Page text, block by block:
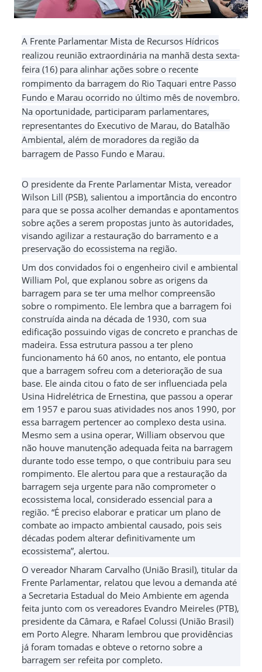
A Frente Parlamentar Mista de Recursos Hídricos
realizou reunião extraordinária na manhã desta sexta-
feira (16) para alinhar ações sobre o recente
rompimento da barragem do Rio Taquari entre Passo
Fundo e Marau ocorrido no último mês de novembro.
Na oportunidade, participaram parlamentares,
representantes do Executivo de Marau, do Batalhão
Ambiental, além de moradores da região da
barragem de Passo Fundo e Marau.
O presidente da Frente Parlamentar Mista, vereador
Wilson Lill (PSB), salientou a importância do encontro
para que se possa acolher demandas e apontamentos
sobre ações a serem propostas junto às autoridades,
visando agilizar a restauração do barramento e a
preservação do ecossistema na região.
Um dos convidados foi o engenheiro civil e ambiental
William Pol, que explanou sobre as origens da
barragem para se ter uma melhor compreensão
sobre o rompimento. Ele lembra que a barragem foi
construída ainda na década de 1930, com sua
edificação possuindo vigas de concreto e pranchas de
madeira. Essa estrutura passou a ter pleno
funcionamento há 60 anos, no entanto, ele pontua
que a barragem sofreu com a deterioração de sua
base. Ele ainda citou o fato de ser influenciada pela
Usina Hidrelétrica de Ernestina, que passou a operar
em 1957 e parou suas atividades nos anos 1990, por
essa barragem pertencer ao complexo desta usina.
Mesmo sem a usina operar, William observou que
não houve manutenção adequada feita na barragem
durante todo esse tempo, o que contribuiu para seu
rompimento. Ele alertou para que a restauração da
barragem seja urgente para não comprometer o
ecossistema local, considerado essencial para a
região. “É preciso elaborar e praticar um plano de
combate ao impacto ambiental causado, pois seis
décadas podem alterar definitivamente um
ecossistema”, alertou.
O vereador Nharam Carvalho (União Brasil), titular da
Frente Parlamentar, relatou que levou a demanda até
a Secretaria Estadual do Meio Ambiente em agenda
feita junto com os vereadores Evandro Meireles (PTB),
presidente da Câmara, e Rafael Colussi (União Brasil)
em Porto Alegre. Nharam lembrou que providências
já foram tomadas e obteve o retorno sobre a
barragem ser refeita por completo.